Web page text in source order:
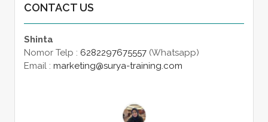
CONTACT US
Shinta
Nomor Telp : 6282297675557(Whatsapp)
Email : marketing@surya-training.com